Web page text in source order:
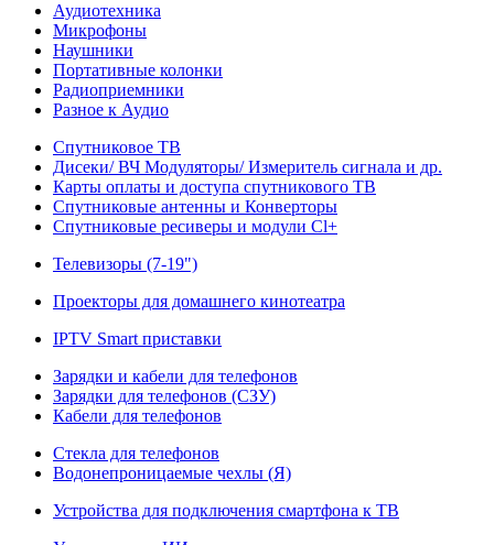
Аудиотехника
Микрофоны
Наушники
Портативные колонки
Радиоприемники
Разное к Аудио
Спутниковое ТВ
Дисеки/ ВЧ Модуляторы/ Измеритель сигнала и др.
Карты оплаты и доступа спутникового ТВ
Спутниковые антенны и Конверторы
Спутниковые ресиверы и модули Cl+
Телевизоры (7-19")
Проекторы для домашнего кинотеатра
IPTV Smart приставки
Зарядки и кабели для телефонов
Зарядки для телефонов (СЗУ)
Кабели для телефонов
Стекла для телефонов
Водонепроницаемые чехлы (Я)
Устройства для подключения смартфона к ТВ